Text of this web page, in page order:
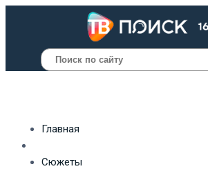
Поиск
Главная
Сюжеты